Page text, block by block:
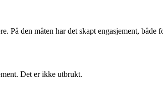
På den måten har det skapt engasjement,
Det er ikke utbrukt.